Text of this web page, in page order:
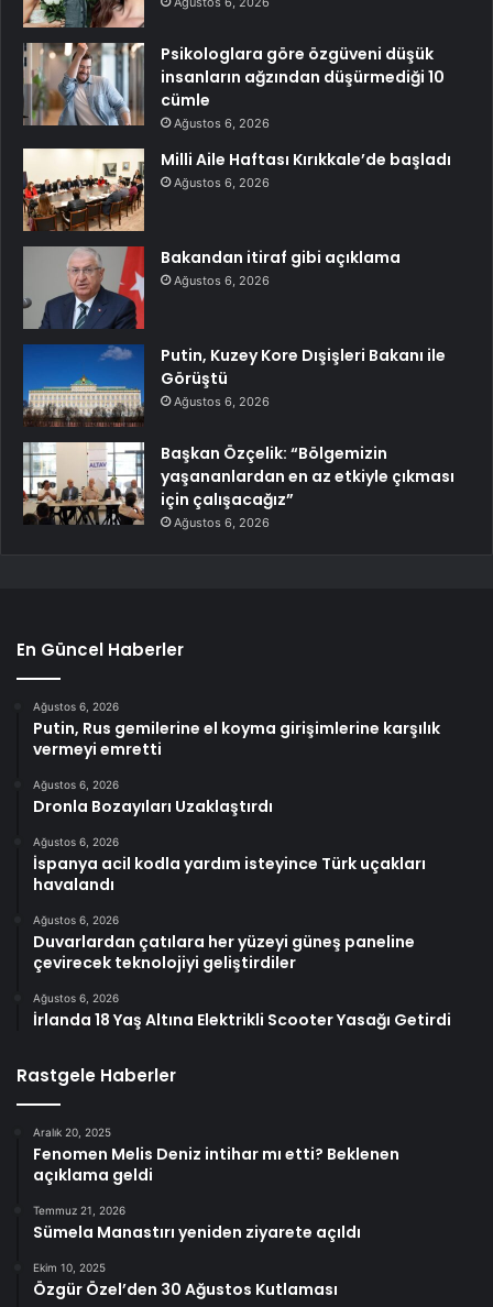
Psikologlara göre özgüveni düşük
insanların ağzından düşürmediği 10
cümle
Ağustos 6, 2026
Milli Aile Haftası Kırıkkale’de başladı
Ağustos 6, 2026
Bakandan itiraf gibi açıklama
Ağustos 6, 2026
Putin, Kuzey Kore Dışişleri Bakanı ile
Görüştü
Ağustos 6, 2026
Başkan Özçelik: “Bölgemizin
yaşananlardan en az etkiyle çıkması
için çalışacağız”
Ağustos 6, 2026
En Güncel Haberler
Ağustos 6, 2026
Putin, Rus gemilerine el koyma girişimlerine karşılık
vermeyi emretti
Ağustos 6, 2026
Dronla Bozayıları Uzaklaştırdı
Ağustos 6, 2026
İspanya acil kodla yardım isteyince Türk uçakları
havalandı
Ağustos 6, 2026
Duvarlardan çatılara her yüzeyi güneş paneline
çevirecek teknolojiyi geliştirdiler
Ağustos 6, 2026
İrlanda 18 Yaş Altına Elektrikli Scooter Yasağı Getirdi
Rastgele Haberler
Aralık 20, 2025
Fenomen Melis Deniz intihar mı etti? Beklenen
açıklama geldi
Temmuz 21, 2026
Sümela Manastırı yeniden ziyarete açıldı
Ekim 10, 2025
Özgür Özel’den 30 Ağustos Kutlaması